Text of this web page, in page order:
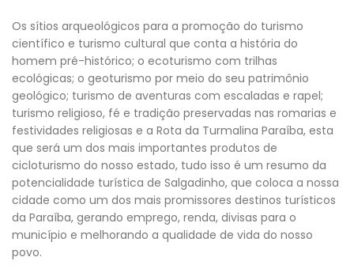
Os sítios arqueológicos para a promoção do turismo
científico e turismo cultural que conta a história do
homem pré-histórico; o ecoturismo com trilhas
ecológicas; o geoturismo por meio do seu patrimônio
geológico; turismo de aventuras com escaladas e rapel;
turismo religioso, fé e tradição preservadas nas romarias e
festividades religiosas e a Rota da Turmalina Paraíba, esta
que será um dos mais importantes produtos de
cicloturismo do nosso estado, tudo isso é um resumo da
potencialidade turística de Salgadinho, que coloca a nossa
cidade como um dos mais promissores destinos turísticos
da Paraíba, gerando emprego, renda, divisas para o
município e melhorando a qualidade de vida do nosso
povo.